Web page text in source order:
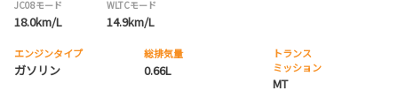
JC08モード
18.0km/L
WLTCモード
14.9km/L
エンジンタイプ
ガソリン
総排気量
0.66L
トランス
ミッション
MT